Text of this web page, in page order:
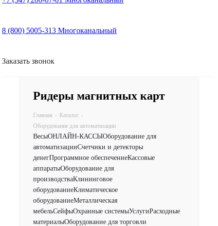
8 (800) 5005-313 Многоканальный
Заказать звонок
Ридеры магнитных карт
Главная - Каталог -
Оборудование для автоматизации
ВесыОНЛАЙН-КАССЫОборудование для
автоматизацииСчетчики и детекторы
денегПрограммное обеспечениеКассовые
аппаратыОборудование для
производстваКлининговое
оборудованиеКлиматическое
оборудованиеМеталлическая
мебельСейфыОхранные системыУслугиРасходные
материалыОборудование для торговли